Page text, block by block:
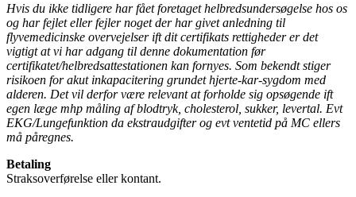
Hvis du ikke tidligere har fået foretaget helbredsundersøgelse hos os
og har fejlet eller fejler noget der har givet anledning til
flyvemedicinske overvejelser ift dit certifikats rettigheder er det
vigtigt at vi har adgang til denne dokumentation før
certifikatet/helbredsattestationen kan fornyes. Som bekendt stiger
risikoen for akut inkapacitering grundet hjerte-kar-sygdom med
alderen. Det vil derfor være relevant at forholde sig opsøgende ift
egen læge mhp måling af blodtryk, cholesterol, sukker, levertal. Evt
EKG/Lungefunktion da ekstraudgifter og evt ventetid på MC ellers
må påregnes.
Betaling
Straksoverførelse eller kontant.